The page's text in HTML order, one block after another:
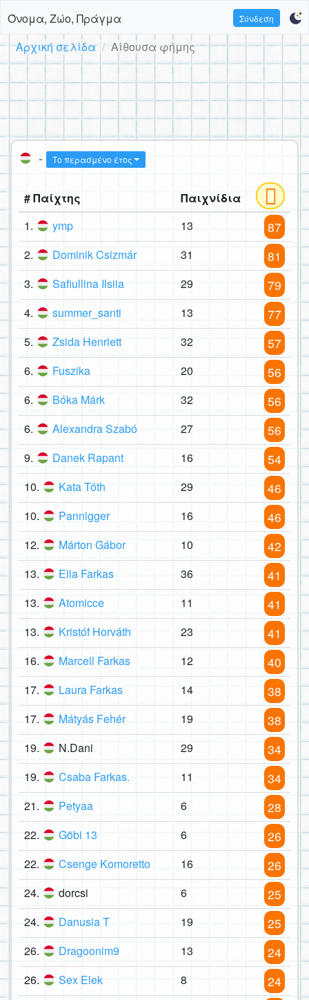
Όνομα, Ζώο, Πράγμα Σύνδεση
Αρχική σελίδα Αίθουσα φήμης
- Το περασμένο έτος
# Παίχτης
Παιχνίδια
1.
ymp 13 87
2. Dominik Csizmár 31 81
3. Safiullina Ilsiia 29 79
4. summer_santi 13 77
5. Zsida Henriett 32 57
6. Fuszika 20 56
6. Bóka Márk 32 56
6. Alexandra Szabó 27 56
9. Danek Rapant 16 54
10. Kata Tóth 29 46
10. Pannigger 16 46
12. Márton Gábor 10 42
13. Ella Farkas 36 41
13. Atomicce 11 41
13. Kristóf Horváth 23 41
16. Marcell Farkas 12 40
17. Laura Farkas 14 38
17. Mátyás Fehér 19 38
19. N.Dani 29 34
19. Csaba Farkas. 11 34
21. Petyaa 6 28
22. Göbi 13 6 26
22. Csenge Komoretto 16 26
24. dorcsi 6 25
24. Danusia T 19 25
26. Dragoonim9 13 24
26. Sex Elek 8 24